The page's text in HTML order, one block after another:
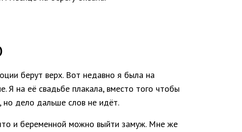
берут верх. Вот недавно я была на
Я на её свадьбе плакала, вместо того чтобы
но дело дальше слов не идёт.
и беременной можно выйти замуж. Мне же